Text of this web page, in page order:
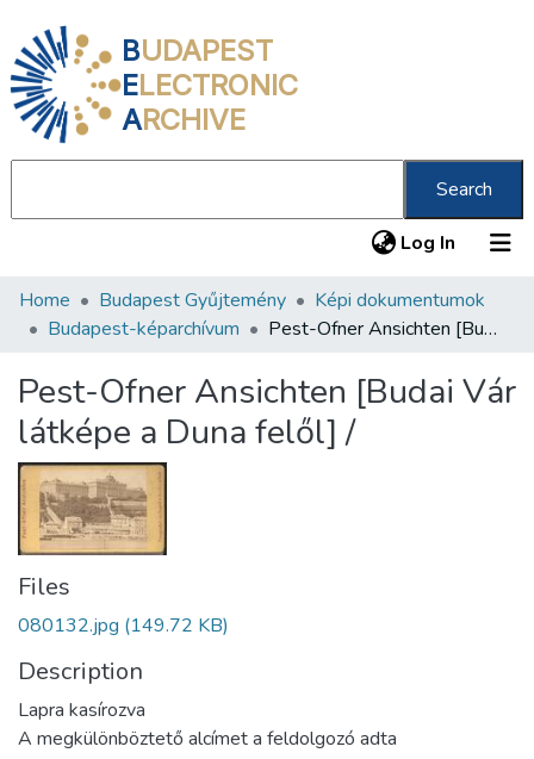
BUDAPEST
ELECTRONIC
ARCHIVE
Search
Log In (current)
Communities & Collections
Statistics
About us
Home Budapest Gyűjtemény
Képi dokumentumok
Budapest-képarchívum
Pest-Ofner Ansichten [Budai Vár látképe a Duna felől] /
Pest-Ofner Ansichten [Budai Vár
látképe a Duna felől] /
Files
080132.jpg (149.72 KB)
Description
Lapra kasírozva
A megkülönböztető alcímet a feldolgozó adta